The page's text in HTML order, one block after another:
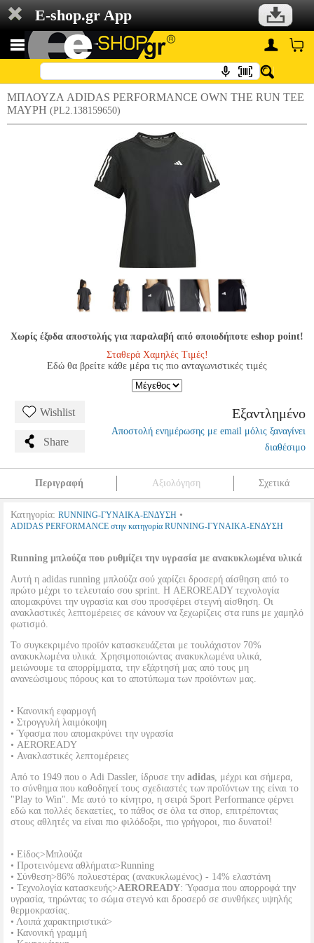
E-shop.gr App
ΜΠΛΟΥΖΑ ADIDAS PERFORMANCE OWN THE RUN TEE
ΜΑΥΡΗ (PL2.138159650)
Χωρίς έξοδα αποστολής για παραλαβή από οποιοδήποτε eshop point!
Σταθερά Χαμηλές Τιμές!
Εδώ θα βρείτε κάθε μέρα τις πιο ανταγωνιστικές τιμές
Wishlist
Share
Εξαντλημένο
Αποστολή ενημέρωσης με email μόλις ξαναγίνει
διαθέσιμο
Περιγραφή Αξιολόγηση Σχετικά
Κατηγορία: RUNNING-ΓΥΝΑΙΚΑ-ΕΝΔΥΣΗ •
ADIDAS PERFORMANCE στην κατηγορία RUNNING-ΓΥΝΑΙΚΑ-ΕΝΔΥΣΗ
Running μπλούζα που ρυθμίζει την υγρασία με ανακυκλωμένα υλικά
Αυτή η adidas running μπλούζα σού χαρίζει δροσερή αίσθηση από το
πρώτο μέχρι το τελευταίο σου sprint. Η AEROREADY τεχνολογία
απομακρύνει την υγρασία και σου προσφέρει στεγνή αίσθηση. Οι
ανακλαστικές λεπτομέρειες σε κάνουν να ξεχωρίζεις στα runs με χαμηλό
φωτισμό.
Το συγκεκριμένο προϊόν κατασκευάζεται με τουλάχιστον 70%
ανακυκλωμένα υλικά. Χρησιμοποιώντας ανακυκλωμένα υλικά,
μειώνουμε τα απορρίμματα, την εξάρτησή μας από τους μη
ανανεώσιμους πόρους και το αποτύπωμα των προϊόντων μας.
• Κανονική εφαρμογή
• Στρογγυλή λαιμόκοψη
• Ύφασμα που απομακρύνει την υγρασία
• AEROREADY
• Ανακλαστικές λεπτομέρειες
Από το 1949 που ο Adi Dassler, ίδρυσε την adidas, μέχρι και σήμερα,
το σύνθημα που καθοδηγεί τους σχεδιαστές των προϊόντων της είναι το
"Play to Win". Με αυτό το κίνητρο, η σειρά Sport Performance φέρνει
εδώ και πολλές δεκαετίες, το πάθος σε όλα τα σπορ, επιτρέποντας
στους αθλητές να είναι πιο φιλόδοξοι, πιο γρήγοροι, πιο δυνατοί!
• Είδος>Μπλούζα
• Προτεινόμενα αθλήματα>Running
• Σύνθεση>86% πολυεστέρας (ανακυκλωμένος) - 14% ελαστάνη
• Τεχνολογία κατασκευής>AEROREADY: Ύφασμα που απορροφά την
υγρασία, τηρώντας το σώμα στεγνό και δροσερό σε συνθήκες υψηλής
θερμοκρασίας.
• Λοιπά χαρακτηριστικά>
• Κανονική γραμμή